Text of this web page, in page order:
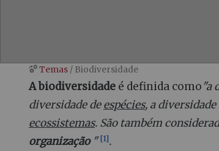
Ir para:navegação,procurar
Temas / Biodiversidade
A biodiversidade é definida como"a
diversidade deespécies, a diversidade
ecossistemas. São também
organização" [1].